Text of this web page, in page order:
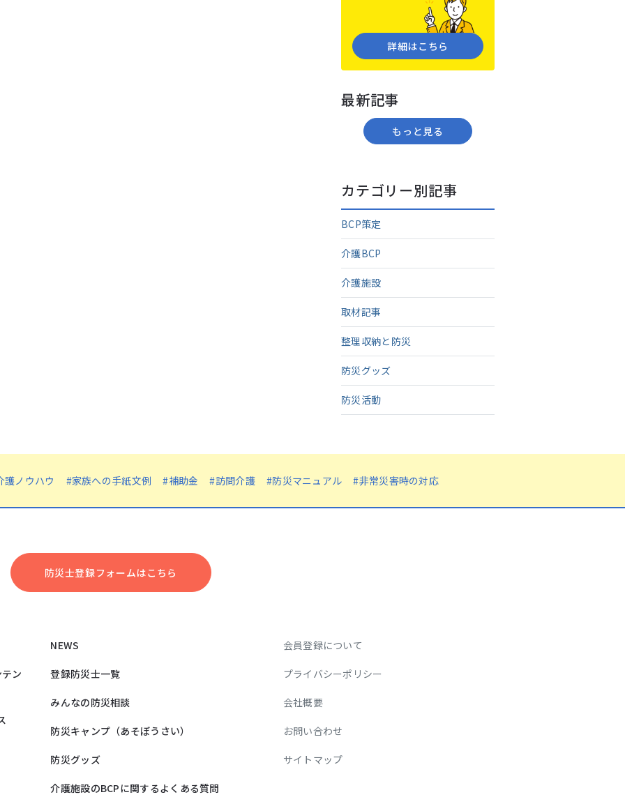
詳細はこちら
最新記事
もっと⾒る
カテゴリー別記事
BCP策定
介護BCP
介護施設
取材記事
整理収納と防災
防災グッズ
防災活動
護ノウハウ #家族への手紙文例 #補助金 #訪問介護 #防災マニュアル #非常災害時の対応
防災⼠登録フォームはこちら
ン
NEWS
登録防災士一覧
みんなの防災相談
防災キャンプ（あそぼうさい）
防災グッズ
介護施設のBCPに関するよくある質問
会員登録について
プライバシーポリシー
会社概要
お問い合わせ
サイトマップ